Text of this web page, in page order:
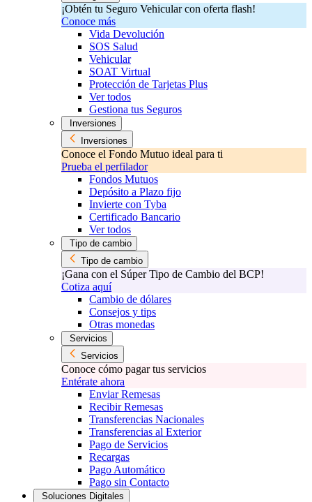
¡Obtén tu Seguro Vehicular con oferta flash!
Conoce más
Vida Devolución
SOS Salud
Vehicular
SOAT Virtual
Protección de Tarjetas Plus
Ver todos
Gestiona tus Seguros
Inversiones
Inversiones
Conoce el Fondo Mutuo ideal para ti
Prueba el perfilador
Fondos Mutuos
Depósito a Plazo fijo
Invierte con Tyba
Certificado Bancario
Ver todos
Tipo de cambio
Tipo de cambio
¡Gana con el Súper Tipo de Cambio del BCP!
Cotiza aquí
Cambio de dólares
Consejos y tips
Otras monedas
Servicios
Servicios
Conoce cómo pagar tus servicios
Entérate ahora
Enviar Remesas
Recibir Remesas
Transferencias Nacionales
Transferencias al Exterior
Pago de Servicios
Recargas
Pago Automático
Pago sin Contacto
Soluciones Digitales